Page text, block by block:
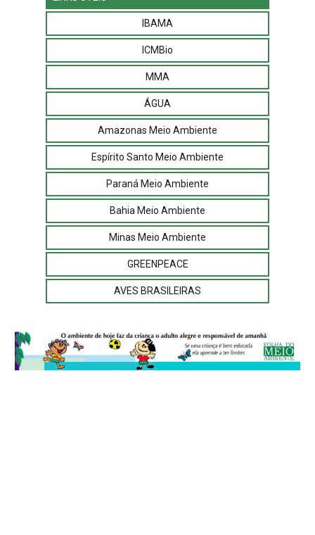
IBAMA
ICMBio
MMA
ÁGUA
Amazonas Meio Ambiente
Espírito Santo Meio Ambiente
Paraná Meio Ambiente
Bahia Meio Ambiente
Minas Meio Ambiente
GREENPEACE
AVES BRASILEIRAS